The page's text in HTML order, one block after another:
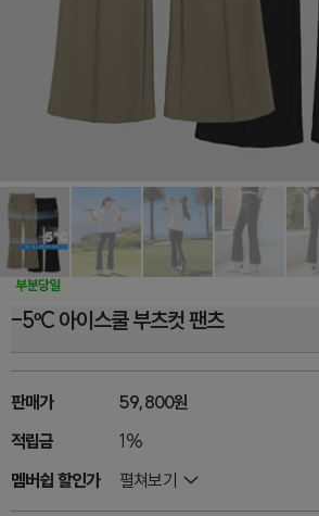
-5ºC 아이스쿨 부츠컷 팬츠
판매가
59,800원
적립금
1%
멤버쉽 할인가
펼쳐보기